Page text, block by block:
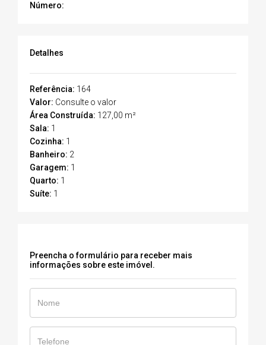
Número:
Detalhes
Referência: 164
Valor: Consulte o valor
Área Construída: 127,00 m²
Sala: 1
Cozinha: 1
Banheiro: 2
Garagem: 1
Quarto: 1
Suíte: 1
Preencha o formulário para receber mais
informações sobre este imóvel.